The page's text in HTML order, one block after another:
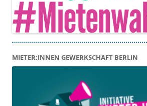
MIETER:INNEN GEWERKSCHAFT BERLIN